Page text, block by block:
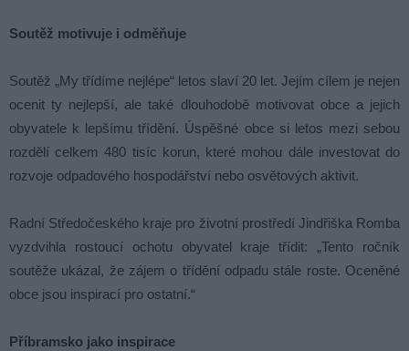
Soutěž motivuje i odměňuje
Soutěž „My třídíme nejlépe“ letos slaví 20 let. Jejím cílem je nejen
ocenit ty nejlepší, ale také dlouhodobě motivovat obce a jejich
obyvatele k lepšímu třídění. Úspěšné obce si letos mezi sebou
rozdělí celkem 480 tisíc korun, které mohou dále investovat do
rozvoje odpadového hospodářství nebo osvětových aktivit.
Radní Středočeského kraje pro životní prostředí Jindřiška Romba
vyzdvihla rostoucí ochotu obyvatel kraje třídit: „Tento ročník
soutěže ukázal, že zájem o třídění odpadu stále roste. Oceněné
obce jsou inspirací pro ostatní.“
Příbramsko jako inspirace